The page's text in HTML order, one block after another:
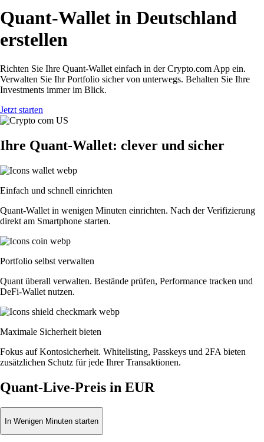
Quant-Wallet in Deutschland
erstellen
Richten Sie Ihre Quant-Wallet einfach in der Crypto.com App ein.
Verwalten Sie Ihr Portfolio sicher von unterwegs. Behalten Sie Ihre
Investments immer im Blick.
Jetzt starten
Ihre Quant-Wallet: clever und sicher
Einfach und schnell einrichten
Quant-Wallet in wenigen Minuten einrichten. Nach der Verifizierung
direkt am Smartphone starten.
Portfolio selbst verwalten
Quant überall verwalten. Bestände prüfen, Performance tracken und
DeFi-Wallet nutzen.
Maximale Sicherheit bieten
Fokus auf Kontosicherheit. Whitelisting, Passkeys und 2FA bieten
zusätzlichen Schutz für jede Ihrer Transaktionen.
Quant-Live-Preis in EUR
In Wenigen Minuten starten